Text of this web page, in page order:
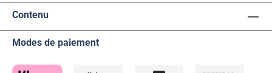
Contenu
Modes de paiement